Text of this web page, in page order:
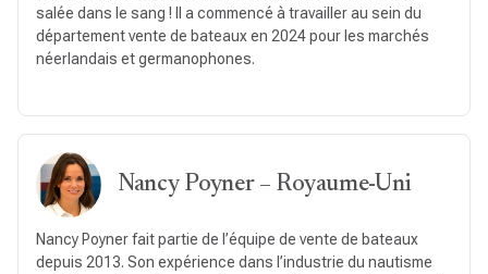
salée dans le sang ! Il a commencé à travailler au sein du
département vente de bateaux en 2024 pour les marchés
néerlandais et germanophones.
Nancy Poyner – Royaume-Uni
Nancy Poyner fait partie de l’équipe de vente de bateaux
depuis 2013. Son expérience dans l’industrie du nautisme